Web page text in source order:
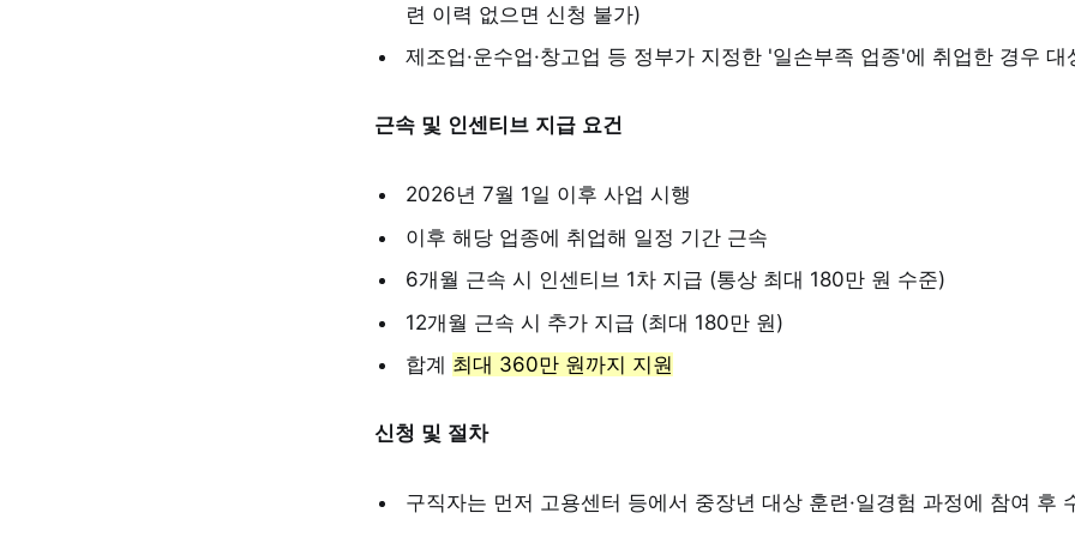
련 이력 없으면 신청 불가)
제조업·운수업·창고업 등 정부가 지정한 '일손부족 업종'에 취업한 경우 대
근속 및 인센티브 지급 요건
2026년 7월 1일 이후 사업 시행
이후 해당 업종에 취업해 일정 기간 근속
6개월 근속 시 인센티브 1차 지급 (통상 최대 180만 원 수준)
12개월 근속 시 추가 지급 (최대 180만 원)
합계 최대 360만 원까지 지원
신청 및 절차
구직자는 먼저 고용센터 등에서 중장년 대상 훈련·일경험 과정에 참여 후